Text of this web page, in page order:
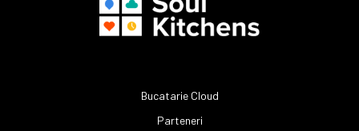
Bucatarie Cloud
Parteneri